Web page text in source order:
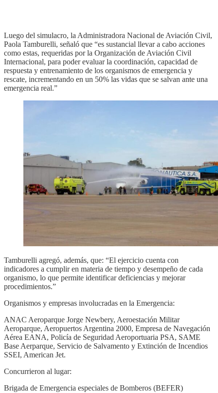
Luego del simulacro, la Administradora Nacional de Aviación Civil,
Paola Tamburelli, señaló que “es sustancial llevar a cabo acciones
como estas, requeridas por la Organización de Aviación Civil
Internacional, para poder evaluar la coordinación, capacidad de
respuesta y entrenamiento de los organismos de emergencia y
rescate, incrementando en un 50% las vidas que se salvan ante una
emergencia real.”
Tamburelli agregó, además, que: “El ejercicio cuenta con
indicadores a cumplir en materia de tiempo y desempeño de cada
organismo, lo que permite identificar deficiencias y mejorar
procedimientos.”
Organismos y empresas involucradas en la Emergencia:
ANAC Aeroparque Jorge Newbery, Aeroestación Militar
Aeroparque, Aeropuertos Argentina 2000, Empresa de Navegación
Aérea EANA, Policía de Seguridad Aeroportuaria PSA, SAME
Base Aerparque, Servicio de Salvamento y Extinción de Incendios
SSEI, American Jet.
Concurrieron al lugar:
Brigada de Emergencia especiales de Bomberos (BEFER)